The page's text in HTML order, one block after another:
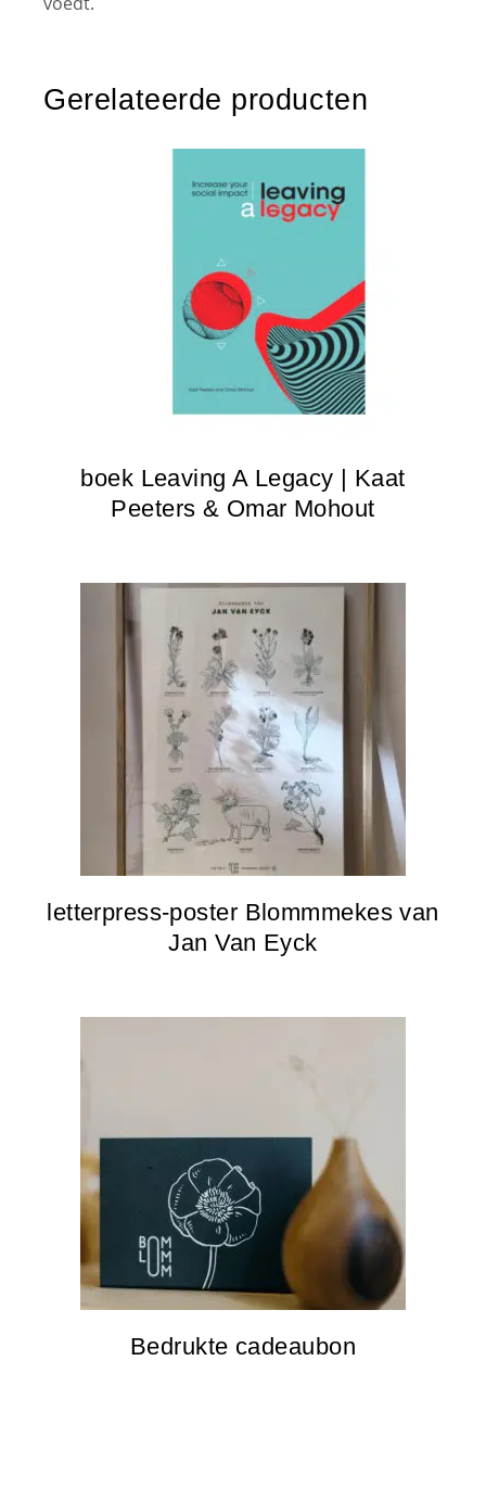
Gerelateerde producten
boek Leaving A Legacy | Kaat
Peeters & Omar Mohout
letterpress-poster Blommmekes van
Jan Van Eyck
Bedrukte cadeaubon